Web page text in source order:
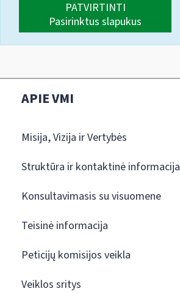
PATVIRTINTI
Pasirinktus slapukus
APIE VMI
Misija, Vizija ir Vertybės
Struktūra ir kontaktinė informacija
Konsultavimasis su visuomene
Teisinė informacija
Peticijų komisijos veikla
Veiklos sritys